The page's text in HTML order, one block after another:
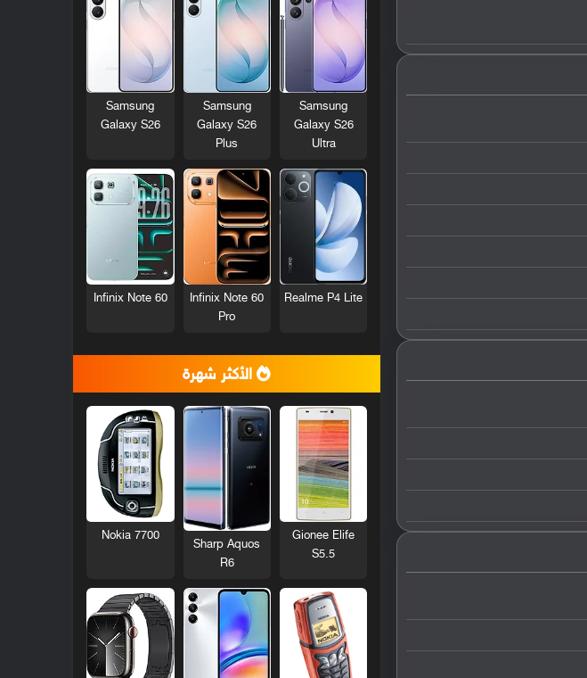
Samsung
Galaxy S26
Ultra
Samsung
Galaxy S26
Plus
Samsung
Galaxy S26
Realme P4 Lite
Infinix Note 60
Pro
Infinix Note 60
الأكثر شهرة
Gionee Elife
S5.5
Sharp Aquos
R6
Nokia 7700